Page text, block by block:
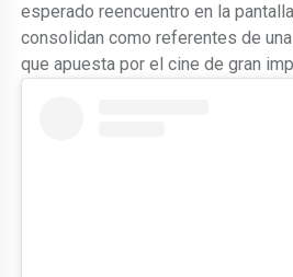
esperado reencuentro en la
consolidan como referentes de
que apuesta por el cine de gran